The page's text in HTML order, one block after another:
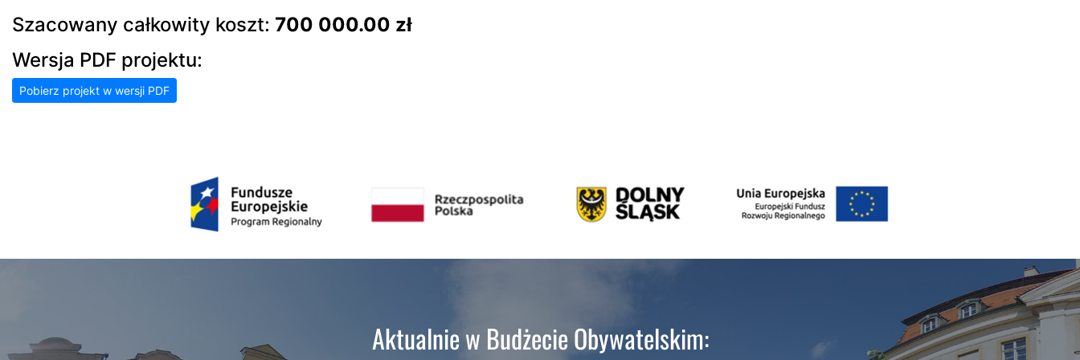
Szacowany całkowity koszt: 700 000.00 zł
Wersja PDF projektu:
Pobierz projekt w wersji PDF
Aktualnie w Budżecie Obywatelskim: